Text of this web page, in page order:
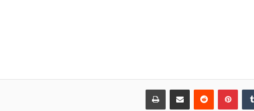
بينتيريست مشاركة عبر البريد طباعة